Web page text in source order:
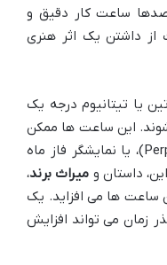
ساعت کار دقیق و
از داشتن یک اثر هنری
یا تیتانیوم درجه یک
شوند. این ساعت ها ممکن
است دارای قابلیت های خاصی مانند توربیون (Tourbillon)، تقویم دائمی (Perpetual Calendar)، یا نمایشگر فاز ماه
میراث برند،
ساعت ها می افزاید. یک
زمان می تواند افزایش